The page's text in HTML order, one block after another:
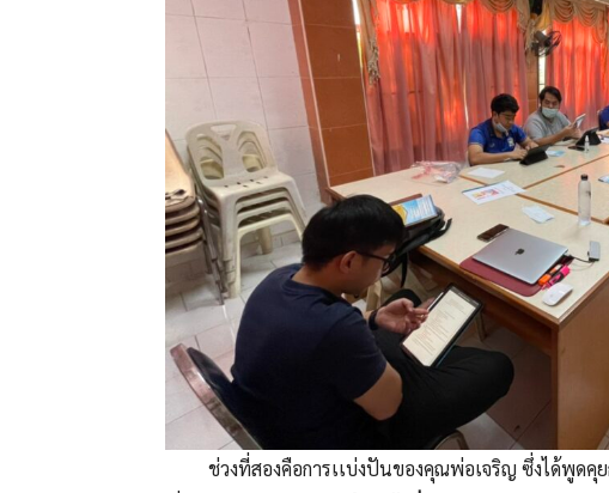
ช่วงที่สองคือการเเบ่งปันของคุณพ่อเจริญ ซึ่งได้พูดคุย